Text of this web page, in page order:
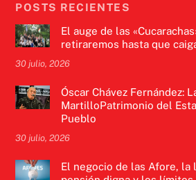
POSTS RECIENTES
El auge de las
retiraremos hasta que
30 julio, 2026
Óscar Chávez Fernández:
MartilloPatrimonio del
Pueblo
30 julio, 2026
El negocio de las Afore, la